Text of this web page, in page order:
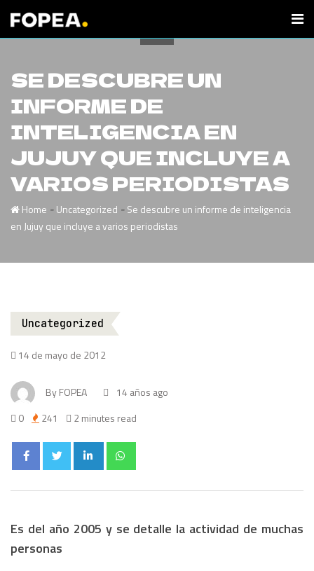
SE DESCUBRE UN
INFORME DE
INTELIGENCIA EN
JUJUY QUE INCLUYE A
VARIOS PERIODISTAS
Home -Uncategorized -Se descubre un informe de inteligencia
en Jujuy que incluye a varios periodistas
Uncategorized
14 de mayo de 2012
ByFOPEA
14 años ago
0
241 2 minutes read
Es del año 2005 y se detalle la actividad de muchas
personas